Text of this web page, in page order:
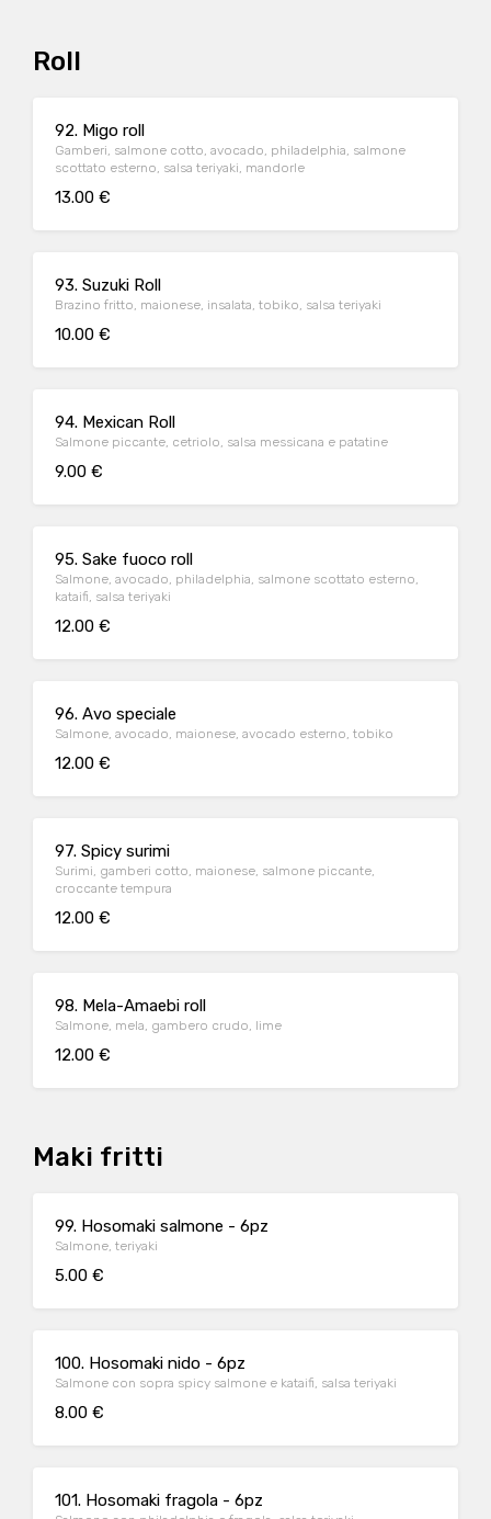
Roll
92. Migo roll
Gamberi, salmone cotto, avocado, philadelphia, salmone
scottato esterno, salsa teriyaki, mandorle
13.00 €
93. Suzuki Roll
Brazino fritto, maionese, insalata, tobiko, salsa teriyaki
10.00 €
94. Mexican Roll
Salmone piccante, cetriolo, salsa messicana e patatine
9.00 €
95. Sake fuoco roll
Salmone, avocado, philadelphia, salmone scottato esterno,
kataifi, salsa teriyaki
12.00 €
96. Avo speciale
Salmone, avocado, maionese, avocado esterno, tobiko
12.00 €
97. Spicy surimi
Surimi, gamberi cotto, maionese, salmone piccante,
croccante tempura
12.00 €
98. Mela-Amaebi roll
Salmone, mela, gambero crudo, lime
12.00 €
Maki fritti
99. Hosomaki salmone - 6pz
Salmone, teriyaki
5.00 €
100. Hosomaki nido - 6pz
Salmone con sopra spicy salmone e kataifi, salsa teriyaki
8.00 €
101. Hosomaki fragola - 6pz